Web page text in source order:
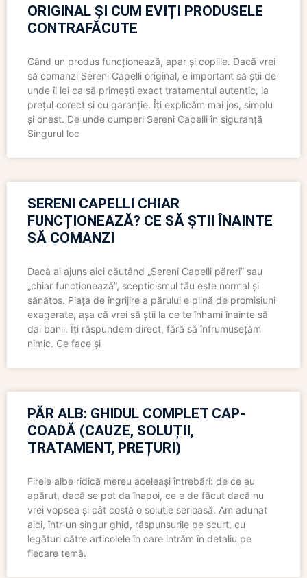
ORIGINAL ȘI CUM EVIȚI PRODUSELE
CONTRAFĂCUTE
Când un produs funcționează, apar și copiile. Dacă vrei
să comanzi Sereni Capelli original, e important să știi de
unde îl iei ca să primești exact tratamentul autentic, la
prețul corect și cu garanție. Îți explicăm mai jos, simplu
și onest. De unde cumperi Sereni Capelli în siguranță
Singurul loc
SERENI CAPELLI CHIAR
FUNCȚIONEAZĂ? CE SĂ ȘTII ÎNAINTE
SĂ COMANZI
Dacă ai ajuns aici căutând „Sereni Capelli păreri” sau
„chiar funcționează”, scepticismul tău este normal și
sănătos. Piața de îngrijire a părului e plină de promisiuni
exagerate, așa că vrei să știi la ce te înhami înainte să
dai banii. Îți răspundem direct, fără să înfrumusețăm
nimic. Ce face și
PĂR ALB: GHIDUL COMPLET CAP-
COADĂ (CAUZE, SOLUȚII,
TRATAMENT, PREȚURI)
Firele albe ridică mereu aceleași întrebări: de ce au
apărut, dacă se pot da înapoi, ce e de făcut dacă nu
vrei vopsea și cât costă o soluție serioasă. Am adunat
aici, într-un singur ghid, răspunsurile pe scurt, cu
legături către articolele în care intrăm în detaliu pe
fiecare temă.